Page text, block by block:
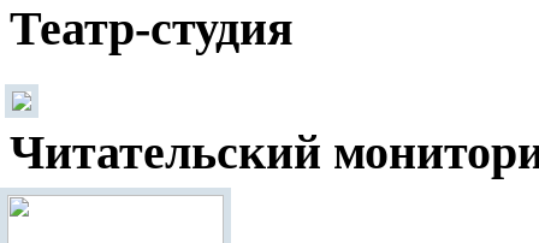
Театр-студия
Читательский